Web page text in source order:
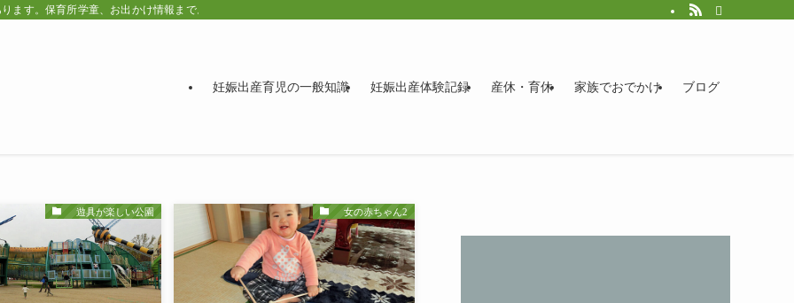
ます。保育所学童、お出かけ情報まで。
妊娠出産育児の一般知識 妊娠出産体験記録 産休・育休 家族でおでかけ ブログ
遊具が楽しい公園 女の赤ちゃん2